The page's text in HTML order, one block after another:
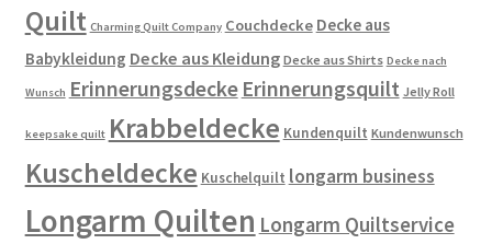
Quilt Charming Quilt Company Couchdecke Decke aus
Babykleidung Decke aus Kleidung Decke aus Shirts Decke nach
Wunsch Erinnerungsdecke Erinnerungsquilt Jelly Roll
keepsake quilt Krabbeldecke Kundenquilt Kundenwunsch
Kuscheldecke Kuschelquilt longarm business
Longarm Quilten Longarm Quiltservice